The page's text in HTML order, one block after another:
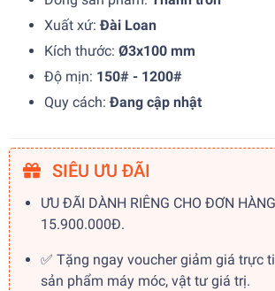
Xuất xứ:Đài Loan
Kích thước: Ø3x100 mm
Độ mịn: 150# - 1200#
Quy cách:Đang cập nhật
SIÊU ƯU ĐÃI
ƯU ĐÃI DÀNH RIÊNG CHO ĐƠN
15.900.000Đ.
✅ Tặng ngay voucher giảm giá trực
sản phẩm máy móc, vật tư giá trị.